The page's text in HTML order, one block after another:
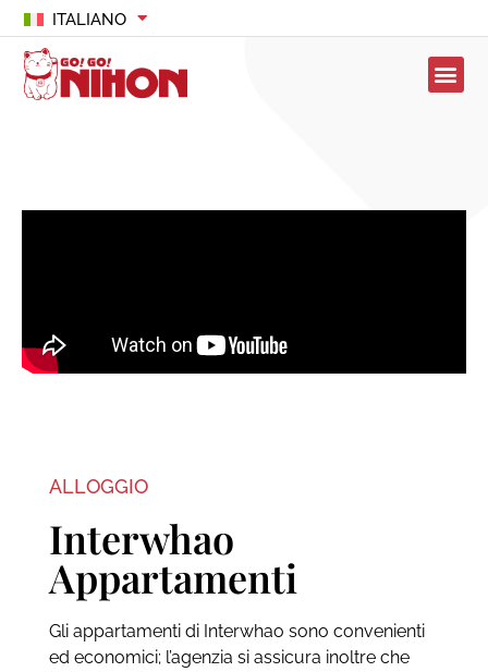
ITALIANO
ALLOGGIO
Interwhao
Appartamenti
Gli appartamenti di Interwhao sono convenienti
ed economici; l’agenzia si assicura inoltre che